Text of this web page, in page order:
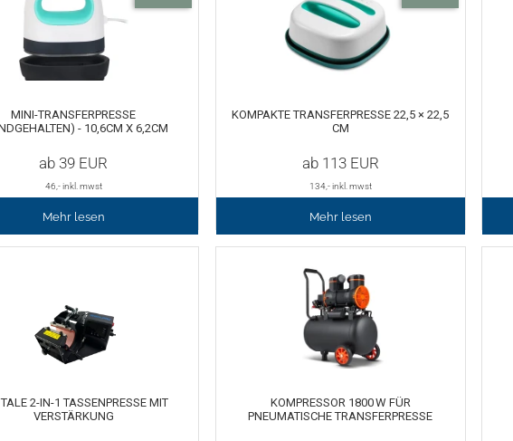
MINI-TRANSFERPRESSE
- 10,6CM X 6,2CM
ab 39 EUR
46,- inkl. mwst
Mehr lesen
KOMPAKTE TRANSFERPRESSE 22,5 × 22,5
CM
ab 113EUR
134,- inkl. mwst
Mehr lesen
2-IN-1 TASSENPRESSE MIT
VERSTÄRKUNG
KOMPRESSOR 1800 W FÜR
PNEUMATISCHE TRANSFERPRESSE